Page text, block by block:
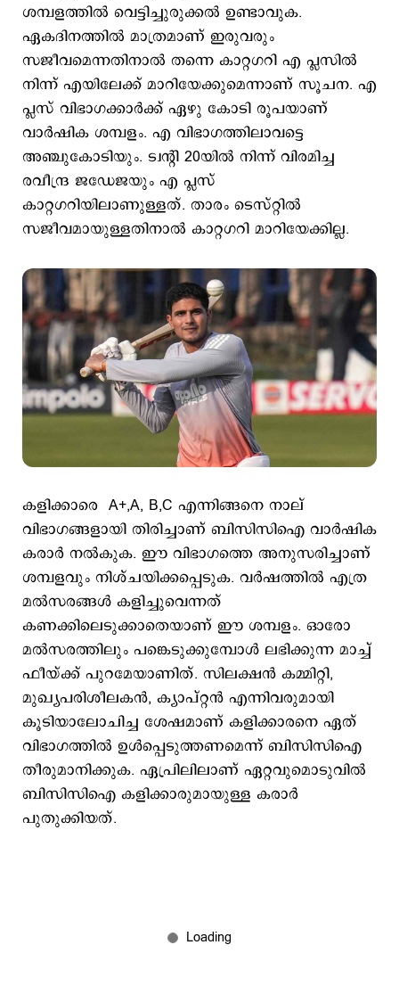
ശമ്പളത്തില്‍ വെട്ടിച്ചുരുക്കല്‍ ഉണ്ടാവുക.
ഏകദിനത്തില്‍ മാത്രമാണ് ഇരുവരും
സജീവമെന്നതിനാല്‍ തന്നെ കാറ്റഗറി എ പ്ലസില്‍
നിന്ന് എയിലേക്ക് മാറിയേക്കുമെന്നാണ് സൂചന. എ
പ്ലസ് വിഭാഗക്കാര്‍ക്ക് ഏഴു കോടി രൂപയാണ്
വാര്‍ഷിക ശമ്പളം. എ വിഭാഗത്തിലാവട്ടെ
അഞ്ചുകോടിയും. ട്വന്‍റി 20യില്‍ നിന്ന് വിരമിച്ച
രവീന്ദ്ര ജഡേജയും എ പ്ലസ്
കാറ്റഗറിയിലാണുള്ളത്. താരം ടെസ്റ്റില്‍
സജീവമായുള്ളതിനാല്‍ കാറ്റഗറി മാറിയേക്കില്ല.
കളിക്കാരെ A+,A, B,C എന്നിങ്ങനെ നാല്
വിഭാഗങ്ങളായി തിരിച്ചാണ് ബിസിസിഐ വാര്‍ഷിക
കരാര്‍ നല്‍കുക. ഈ വിഭാഗത്തെ അനുസരിച്ചാണ്
ശമ്പളവും നിശ്ചയിക്കപ്പെടുക. വര്‍ഷത്തില്‍ എത്ര
മല്‍സരങ്ങള്‍ കളിച്ചുവെന്നത്
കണക്കിലെടുക്കാതെയാണ് ഈ ശമ്പളം. ഓരോ
മല്‍സരത്തിലും പങ്കെടുക്കുമ്പോള്‍ ലഭിക്കുന്ന മാച്ച്
ഫീയ്ക്ക് പുറമേയാണിത്. സിലക്ഷന്‍ കമ്മിറ്റി,
മുഖ്യപരിശീലകന്‍, ക്യാപ്റ്റന്‍ എന്നിവരുമായി
കൂടിയാലോചിച്ച ശേഷമാണ് കളിക്കാരനെ ഏത്
വിഭാഗത്തില്‍ ഉള്‍പ്പെടുത്തണമെന്ന് ബിസിസിഐ
തീരുമാനിക്കുക. ഏപ്രിലിലാണ് ഏറ്റവുമൊടുവില്‍
ബിസിസിഐ കളിക്കാരുമായുള്ള കരാര്‍
പുതുക്കിയത്.